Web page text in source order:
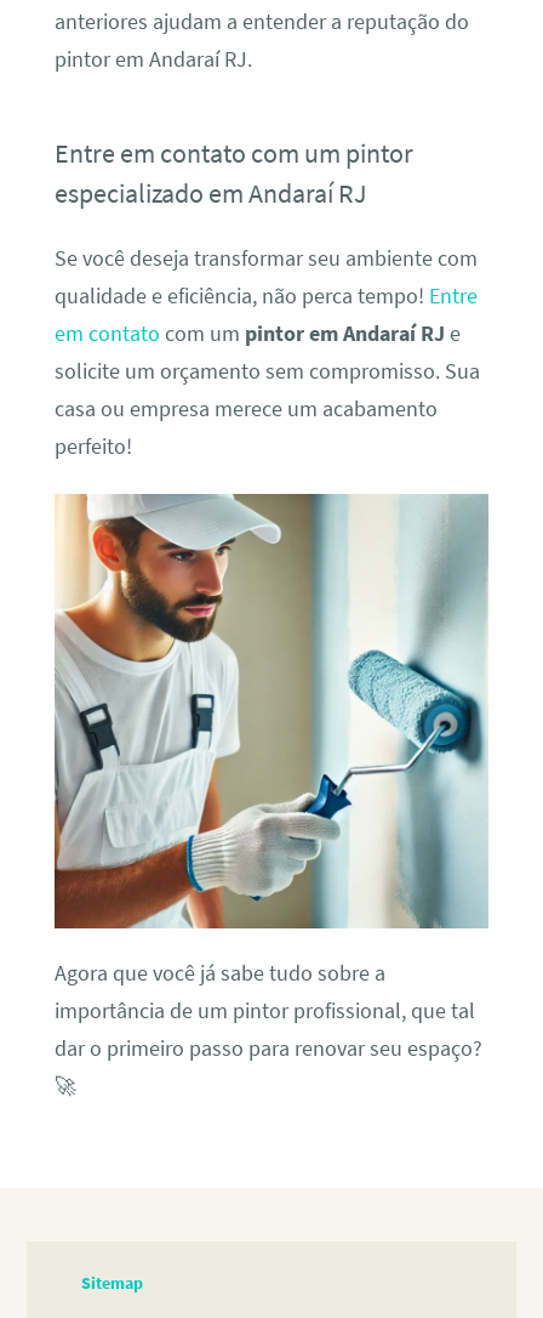
anteriores ajudam a entender a reputação do
pintor em Andaraí RJ.
Entre em contato com um pintor
especializado em Andaraí RJ
Se você deseja transformar seu ambiente com
qualidade e eficiência, não perca tempo! Entre
em contato com um pintor em Andaraí RJ e
solicite um orçamento sem compromisso. Sua
casa ou empresa merece um acabamento
perfeito!
Agora que você já sabe tudo sobre a
importância de um pintor profissional, que tal
dar o primeiro passo para renovar seu espaço?
🚀
Sitemap